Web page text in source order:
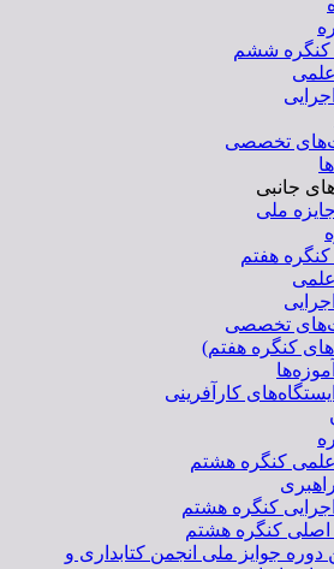
ششم
تخصصی
جانبی
جایزه ملی
هفتم
تخصصی
کنگره هفتم)
آموزه‌ها
ایستگاه‌های کارآفرینی
کنگره هشتم
کنگره هشتم
کنگره هشتم
دوره جوایز ملی انجمن کتابداری و